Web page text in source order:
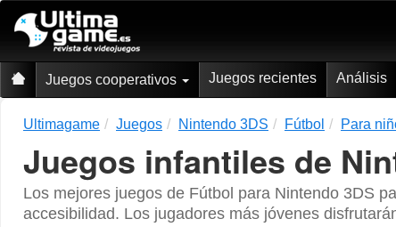
Juegos cooperativos Juegos recientes Análisis
Ultimagame Juegos Nintendo 3DS Fútbol Para
Juegos infantiles de
Los mejores juegos de Fútbol para Nintendo 3DS
accesibilidad. Los jugadores más jóvenes